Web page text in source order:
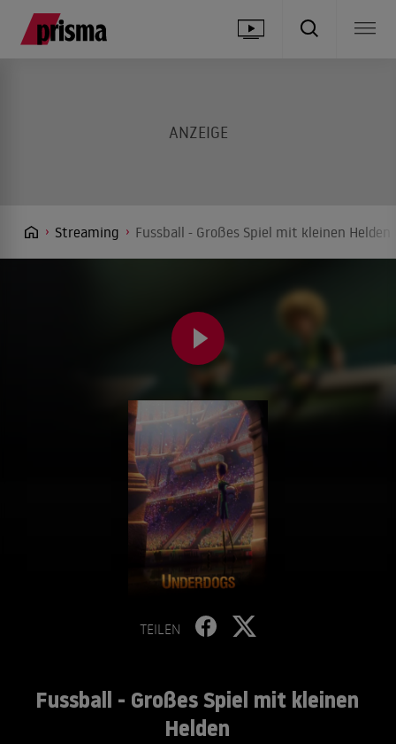
Streaming Fussball - Großes Spiel mit kleinen
TEILEN
Fussball - Großes Spiel mit kleinen
Helden